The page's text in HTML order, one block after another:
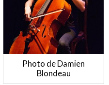
Photo de Damien
Blondeau